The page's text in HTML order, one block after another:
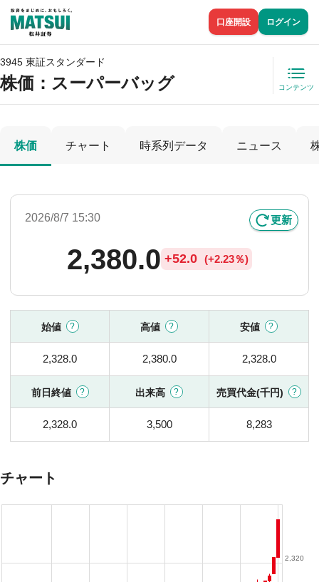
口座開設 ログイン
3945 東証スタンダード
株価 ：スーパーバッグ コンテンツ
株価 チャート 時系列データ ニュース
2026/8/7 15:30 更新
2,380.0 +52.0 (+2.23％)
始値 高値 安値
2,328.0 2,380.0 2,328.0
前日終値 出来高 売買代金(千円)
2,328.0 3,500 8,283
チャート
2,320